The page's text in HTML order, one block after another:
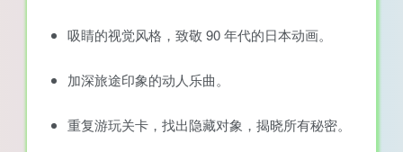
吸睛的视觉风格，致敬 90 年代的日本动画。
加深旅途印象的动人乐曲。
重复游玩关卡，找出隐藏对象，揭晓所有秘密。